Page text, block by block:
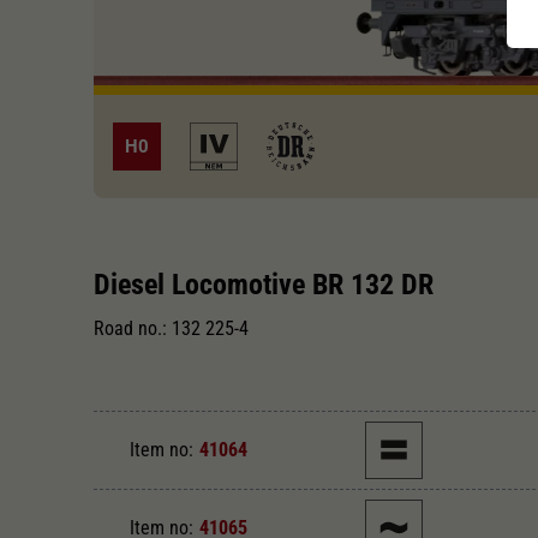
H0
Diesel Locomotive BR 132 DR
Road no.: 132 225-4
Item no: 41064
Item no: 41065